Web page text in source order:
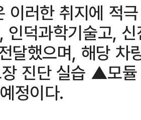
이러한 취지에 적
인덕과학기술고,
달했으며, 해당
진단 실습 ▲모듈
정이다.